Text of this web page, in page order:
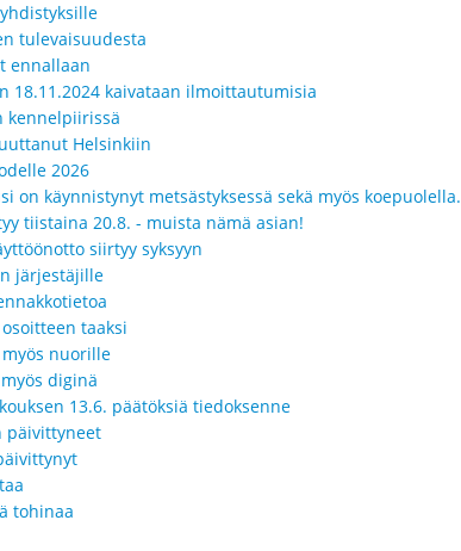
tulevaisuudesta
ennallaan
18.11.2024 kaivataan ilmoittautumisia
kennelpiirissä
Helsinkiin
2026
on käynnistynyt metsästyksessä sekä myös koepuolella.
tiistaina 20.8. - muista nämä asian!
siirtyy syksyyn
järjestäjille
taaksi
nuorille
diginä
13.6. päätöksiä tiedoksenne
päivittyneet
tohinaa